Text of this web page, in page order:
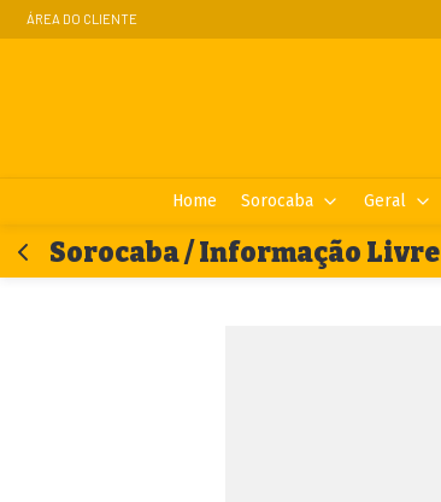
ÁREA DO CLIENTE
Home Sorocaba Geral
Sorocaba / Informação Livre